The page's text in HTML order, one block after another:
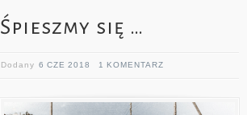
Śpieszmy się …
Dodany 6 CZE 2018 1 KOMENTARZ